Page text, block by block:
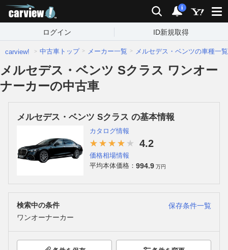
検索 通知
i
ログイン ID新規取得
carview! 中古車トップ メーカー一覧 メルセデス・ベンツの車種一覧
メルセデス・ベンツ Sクラス ワンオー
ナーカーの中古車
メルセデス・ベンツ Sクラス の基本情報
カタログ情報
4.2
価格相場情報
平均本体価格： 994.9 万円
検索中の条件
保存条件一覧
ワンオーナーカー